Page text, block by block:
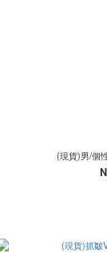
(現貨)男/個